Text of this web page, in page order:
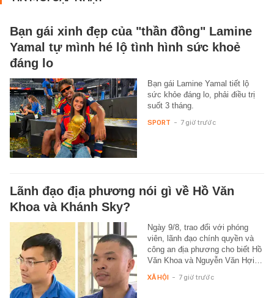
Bạn gái xinh đẹp của "thần đồng" Lamine
Yamal tự mình hé lộ tình hình sức khoẻ
đáng lo
Bạn gái Lamine Yamal tiết lộ
sức khỏe đáng lo, phải điều trị
suốt 3 tháng.
SPORT - 7 giờ trước
Lãnh đạo địa phương nói gì về Hồ Văn
Khoa và Khánh Sky?
Ngày 9/8, trao đổi với phóng
viên, lãnh đạo chính quyền và
công an địa phương cho biết Hồ
Văn Khoa và Nguyễn Văn Hợi…
XÃ HỘI - 7 giờ trước